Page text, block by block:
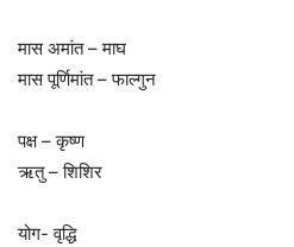
मास अमांत – माघ
मास पूर्णिमांत – फाल्गुन
पक्ष – कृष्ण
ऋतु – शिशिर
योग- वृद्धि